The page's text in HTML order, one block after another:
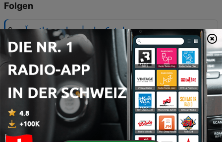
Folgen
6 - سیاوش کسرایی | پس از من شاعری آید
23 Jan. 2025
سیاویش کسرایی | غزلی برای درخت (پالایش شده)
22 Jan. 2025
- سیاوش کسرایی | آرش کمانگیر
3 - سیاوش کسرایی | رقص ایرانی
21 Jan. 2025